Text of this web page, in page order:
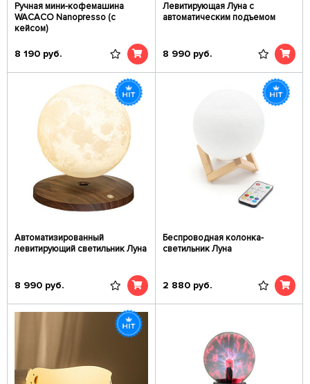
Ручная мини-кофемашина
WACACO Nanopresso (с
кейсом)
8 190 руб.
Левитирующая Луна с
автоматическим подъемом
8 990 руб.
Автоматизированный
левитирующий светильник Луна
8 990 руб.
Беспроводная колонка-
светильник Луна
2 880 руб.